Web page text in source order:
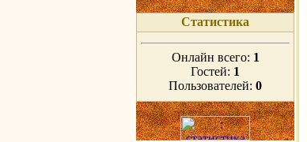
Статистика
Онлайн всего: 1
Гостей: 1
Пользователей: 0